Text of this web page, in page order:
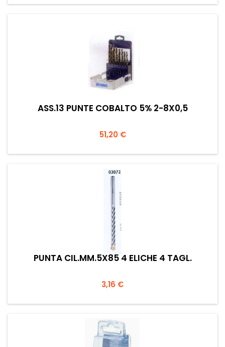
ASS.13 PUNTE COBALTO 5% 2-8X0,5
Prezzo
51,20 €
PUNTA CIL.MM.5X85 4 ELICHE 4 TAGL.
Prezzo
3,16 €